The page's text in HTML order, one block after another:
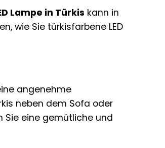
Lampe in Türkis kann in
wie Sie türkisfarbene LED
angenehme
neben dem Sofa oder
Sie eine gemütliche und